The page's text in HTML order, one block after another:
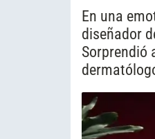
En una
diseñador
Sorprendió